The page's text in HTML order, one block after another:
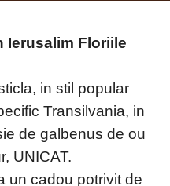
Ierusalim Floriile
in stil popular
Transilvania, in
de galbenus de ou
UNICAT.
un cadou potrivit de